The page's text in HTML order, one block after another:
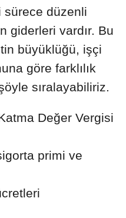
sürece düzenli
giderleri vardır. Bu
büyüklüğü, işçi
göre farklılık
sıralayabiliriz.
Değer Vergisi
primi ve